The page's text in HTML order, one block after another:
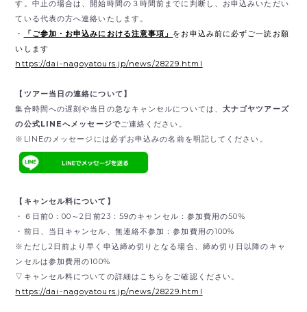
す。中止の場合は、開始時間の３時間前までに判断し、お申込みいただい
ている代表の方へ連絡いたします。
・
「ご参加・お申込みにおける注意事項」 をお申込み前に必ずご一読お願
いします
https://dai-nagoyatours.jp/news/28229.html
【ツアー当日の連絡について】
集合時間への遅刻や当日の急なキャンセルについては、 大ナゴヤツアーズ
の公式LINEへメッセージでご連絡ください。
※LINEのメッセージには必ずお申込みの名前を明記してください。
【キャンセル料について】
・６日前0：00～2日前23：59のキャンセル：参加費用の50%
・前日、当日キャンセル、無連絡不参加：参加費用の100%
※ただし2日前より早く申込締め切りとなる場合、締め切り日以降のキャ
ンセルは参加費用の100%
▽キャンセル料についての詳細はこちらをご確認ください。
https://dai-nagoyatours.jp/news/28229.html